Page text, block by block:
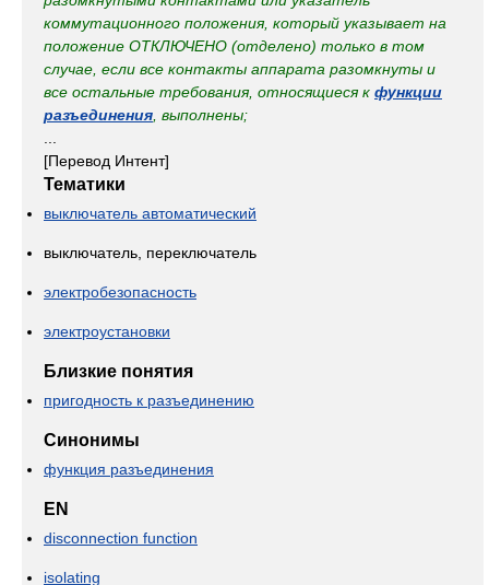
коммутационного положения, который указывает на
положение ОТКЛЮЧЕНО (отделено) только в том
случае, если все контакты аппарата разомкнуты и
все остальные требования, относящиеся к функции
разъединения , выполнены;
[Перевод Интент]
Тематики
выключатель автоматический
выключатель, переключатель
электробезопасность
электроустановки
Близкие понятия
пригодность к разъединению
Синонимы
функция разъединения
EN
disconnection function
isolating